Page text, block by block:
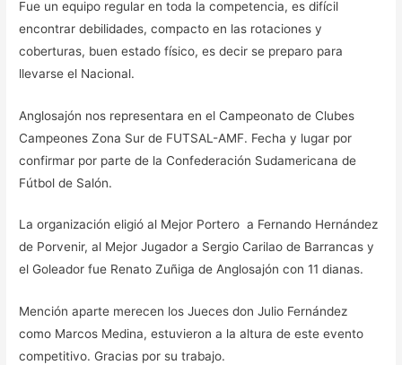
Fue un equipo regular en toda la competencia, es difícil
encontrar debilidades, compacto en las rotaciones y
coberturas, buen estado físico, es decir se preparo para
llevarse el Nacional.
Anglosajón nos representara en el Campeonato de Clubes
Campeones Zona Sur de FUTSAL-AMF. Fecha y lugar por
confirmar por parte de la Confederación Sudamericana de
Fútbol de Salón.
La organización eligió al Mejor Portero a Fernando Hernández
de Porvenir, al Mejor Jugador a Sergio Carilao de Barrancas y
el Goleador fue Renato Zuñiga de Anglosajón con 11 dianas.
Mención aparte merecen los Jueces don Julio Fernández
como Marcos Medina, estuvieron a la altura de este evento
competitivo. Gracias por su trabajo.